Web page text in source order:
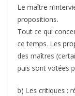
Le maître
propositions.
Tout ce qui
ce temps. Les
des maîtres
puis sont votées
b) Les critiques :